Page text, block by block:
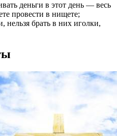
деньги в этот день — весь
провести в нищете;
нельзя брать в них иголки,